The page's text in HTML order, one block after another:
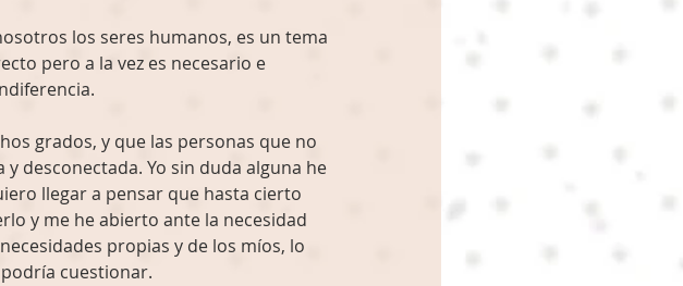
los seres humanos, es un tema
pero a la vez es necesario e
grados, y que las personas que no
desconectada. Yo sin duda alguna he
llegar a pensar que hasta cierto
y me he abierto ante la necesidad
propias y de los míos, lo
cuestionar.